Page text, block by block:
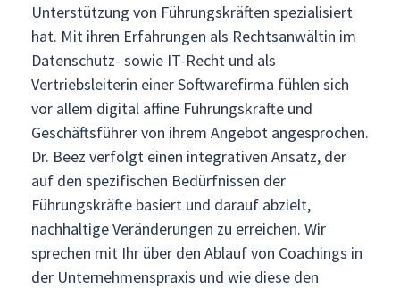
Unterstützung von Führungskräften spezialisiert
hat. Mit ihren Erfahrungen als Rechtsanwältin im
Datenschutz- sowie IT-Recht und als
Vertriebsleiterin einer Softwarefirma fühlen sich
vor allem digital affine Führungskräfte und
Geschäftsführer von ihrem Angebot angesprochen.
Dr. Beez verfolgt einen integrativen Ansatz, der
auf den spezifischen Bedürfnissen der
Führungskräfte basiert und darauf abzielt,
nachhaltige Veränderungen zu erreichen. Wir
sprechen mit Ihr über den Ablauf von Coachings in
der Unternehmenspraxis und wie diese den